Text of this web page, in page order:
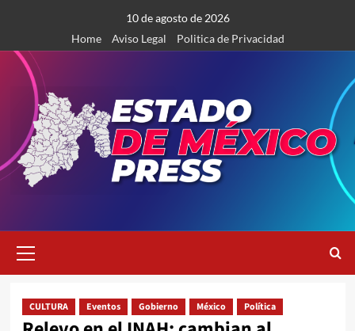
contenido
10 de agosto de 2026
Home
Aviso Legal Politica de Privacidad
primario
CULTURA Eventos Gobierno México Política